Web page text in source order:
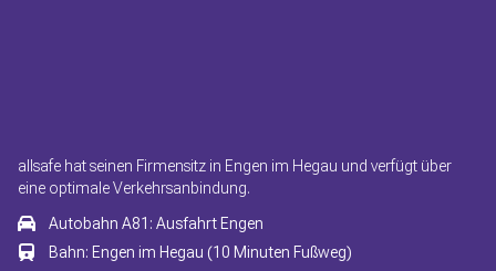
allsafe hat seinen Firmensitz in Engen im Hegau und verfügt über
eine optimale Verkehrsanbindung.
Autobahn A81: Ausfahrt Engen
Bahn: Engen im Hegau (10 Minuten Fußweg)